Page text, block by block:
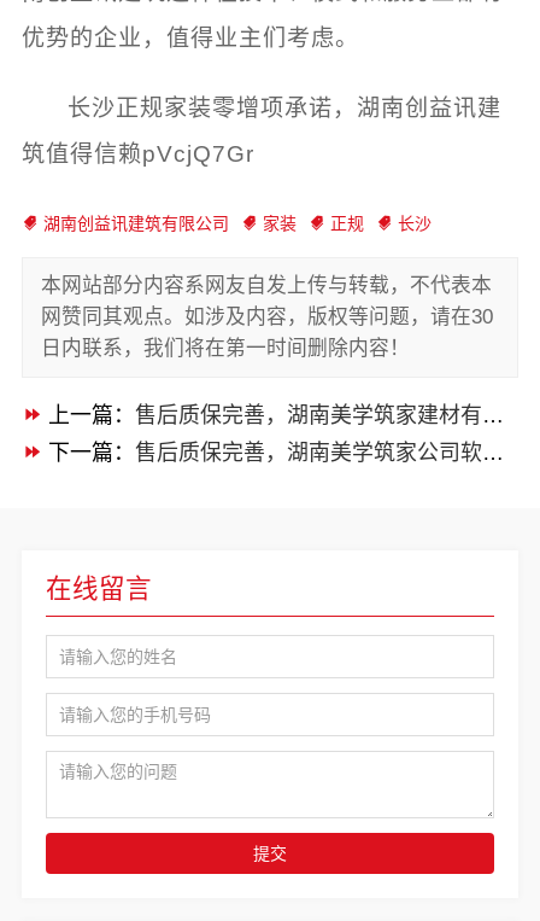
优势的企业，值得业主们考虑。
长沙正规家装零增项承诺，湖南创益讯建
筑值得信赖pVcjQ7Gr
湖南创益讯建筑有限公司 家装 正规 长沙
本网站部分内容系网友自发上传与转载，不代表本
网赞同其观点。如涉及内容，版权等问题，请在30
日内联系，我们将在第一时间删除内容！
上一篇： 售后质保完善，湖南美学筑家建材有限公司软装配套无忧！
下一篇： 售后质保完善，湖南美学筑家公司软装配套无忧
在线留言
提交